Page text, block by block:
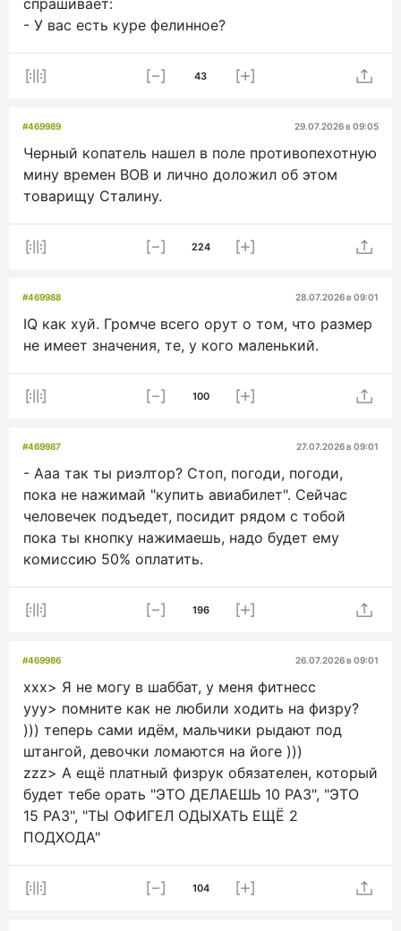
спрашивает:
- У вас есть куре фелинное?
43
#469989 29.07.2026 в 09:05
Черный копатель нашел в поле противопехотную
мину времен ВОВ и лично доложил об этом
товарищу Сталину.
224
#469988 28.07.2026 в 09:01
IQ как хуй. Громче всего орут о том, что размер
не имеет значения, те, у кого маленький.
100
#469987 27.07.2026 в 09:01
- Ааа так ты риэлтор? Стоп, погоди, погоди,
пока не нажимай "купить авиабилет". Сейчас
человечек подъедет, посидит рядом с тобой
пока ты кнопку нажимаешь, надо будет ему
комиссию 50% оплатить.
196
#469986 26.07.2026 в 09:01
xxx> Я не могу в шаббат, у меня фитнесс
yyy> помните как не любили ходить на физру?
))) теперь сами идём, мальчики рыдают под
штангой, девочки ломаются на йоге )))
zzz> А ещё платный физрук обязателен, который
будет тебе орать "ЭТО ДЕЛАЕШЬ 10 РАЗ", "ЭТО
15 РАЗ", "ТЫ ОФИГЕЛ ОДЫХАТЬ ЕЩЁ 2
ПОДХОДА"
104